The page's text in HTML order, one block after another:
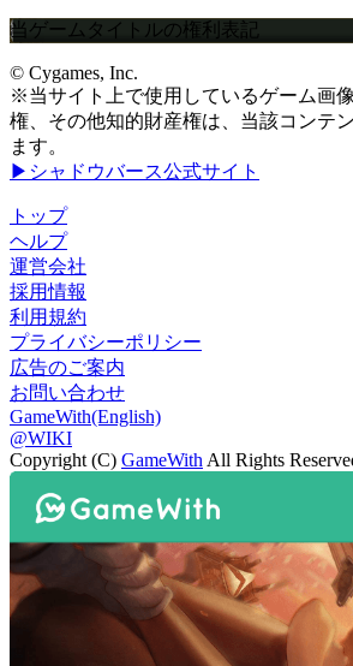
当ゲームタイトルの権利表記
© Cygames, Inc.
※当サイト上で使用しているゲーム画
権、その他知的財産権は、当該コンテ
ます。
▶シャドウバース公式サイト
トップ
ヘルプ
運営会社
採用情報
利用規約
プライバシーポリシー
広告のご案内
お問い合わせ
GameWith(English)
@WIKI
Copyright (C) GameWith All Rights